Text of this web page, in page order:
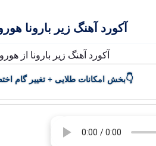
آکورد آهنگ زیر بارونا
👇بخش امکانات طلایی + تغییر گام